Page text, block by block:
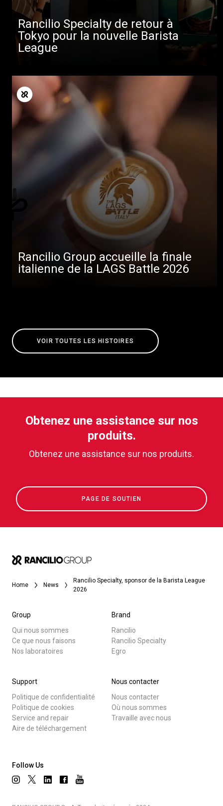
Rancilio Specialty de retour à
Tokyo pour la nouvelle Barista
League
Rancilio Group accueille la finale
italienne de la LAGS Battle 2026
VOIR TOUTES LES HISTOIRES
Obtenez une assistance sur nos
produits.
Obtenez une assistance sur nos produits.
PAGE DE SOUTIEN
Home News
Rancilio Specialty, sponsor de la Barista League
2026
Group
Qui nous sommes
Ce que nous faisons
Nos laboratoires
Brand
Rancilio
Rancilio Specialty
Egro
Support
Politique de confidentialité
Politique de cookies
Service and repair
Aire de téléchargement
Nous contacter
Nous contacter
Où nous sommes
Travaille avec nous
Follow Us